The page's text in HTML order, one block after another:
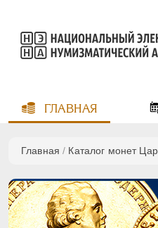
ГЛАВНАЯ
Главная / Каталог монет